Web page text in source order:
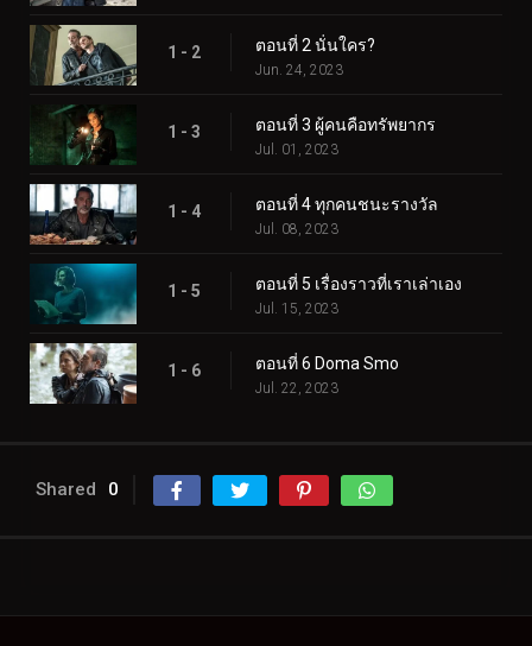
1 - 2 ตอนที่ 2 นั่นใคร?
Jun. 24, 2023
1 - 3 ตอนที่ 3 ผู้คนคือทรัพยากร
Jul. 01, 2023
1 - 4 ตอนที่ 4 ทุกคนชนะรางวัล
Jul. 08, 2023
1 - 5 ตอนที่ 5 เรื่องราวที่เราเล่าเอง
Jul. 15, 2023
1 - 6 ตอนที่ 6 Doma Smo
Jul. 22, 2023
Shared 0